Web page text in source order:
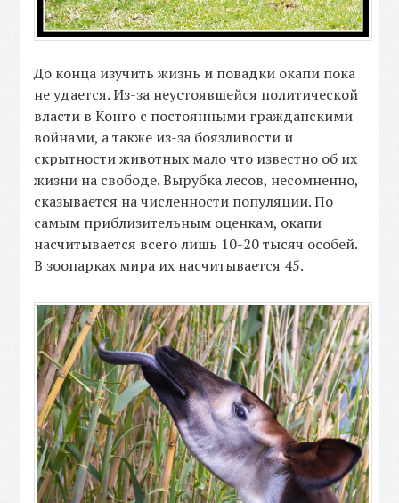
-
До конца изучить жизнь и повадки окапи пока
не удается. Из-за неустоявшейся политической
власти в Конго с постоянными гражданскими
войнами, а также из-за боязливости и
скрытности животных мало что известно об их
жизни на свободе. Вырубка лесов, несомненно,
сказывается на численности популяции. По
самым приблизительным оценкам, окапи
насчитывается всего лишь 10-20 тысяч особей.
В зоопарках мира их насчитывается 45.
-